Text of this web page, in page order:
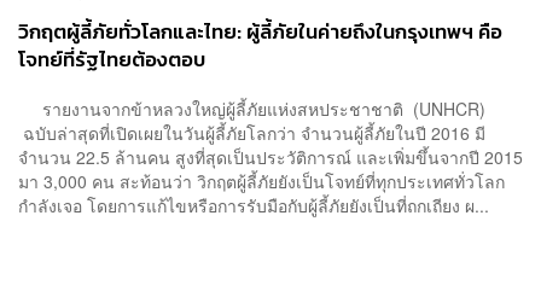
วิกฤตผู้ลี้ภัยทั่วโลกและไทย: ผู้ลี้ภัยในค่ายถึงในกรุงเทพฯ คือ
โจทย์ที่รัฐไทยต้องตอบ
รายงานจากข้าหลวงใหญ่ผู้ลี้ภัยแห่งสหประชาชาติ (UNHCR)
ฉบับล่าสุดที่เปิดเผยในวันผู้ลี้ภัยโลกว่า จำนวนผู้ลี้ภัยในปี 2016 มี
จำนวน 22.5 ล้านคน สูงที่สุดเป็นประวัติการณ์ และเพิ่มขึ้นจากปี 2015
มา 3,000 คน สะท้อนว่า วิกฤตผู้ลี้ภัยยังเป็นโจทย์ที่ทุกประเทศทั่วโลก
กำลังเจอ โดยการแก้ไขหรือการรับมือกับผู้ลี้ภัยยังเป็นที่ถกเถียง ผ...